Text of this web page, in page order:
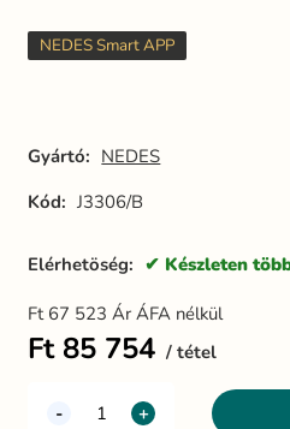
NEDES Smart APP
Gyártó: NEDES
Kód: J3306/B
Elérhetöség: Készleten
Ft 67 523 Ár ÁFA nélkül
Ft 85 754 tétel